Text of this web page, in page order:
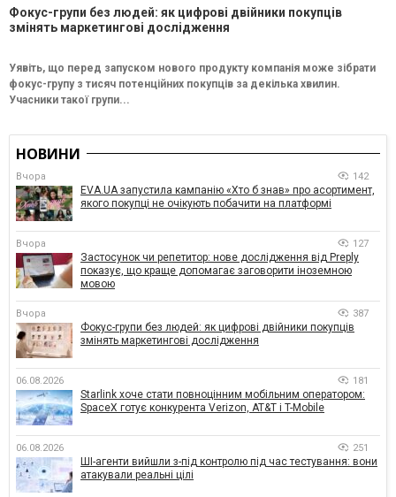
Фокус-групи без людей: як цифрові двійники покупців
змінять маркетингові дослідження
Уявіть, що перед запуском нового продукту компанія може зібрати
фокус-групу з тисяч потенційних покупців за декілька хвилин.
Учасники такої групи...
НОВИНИ
Вчора 142
EVA.UA запустила кампанію «Хто б знав» про асортимент,
якого покупці не очікують побачити на платформі
Вчора 127
Застосунок чи репетитор: нове дослідження від Preply
показує, що краще допомагає заговорити іноземною
мовою
Вчора 387
Фокус-групи без людей: як цифрові двійники покупців
змінять маркетингові дослідження
06.08.2026 181
Starlink хоче стати повноцінним мобільним оператором:
SpaceX готує конкурента Verizon, AT&T і T-Mobile
06.08.2026 251
ШІ-агенти вийшли з-під контролю під час тестування: вони
атакували реальні цілі